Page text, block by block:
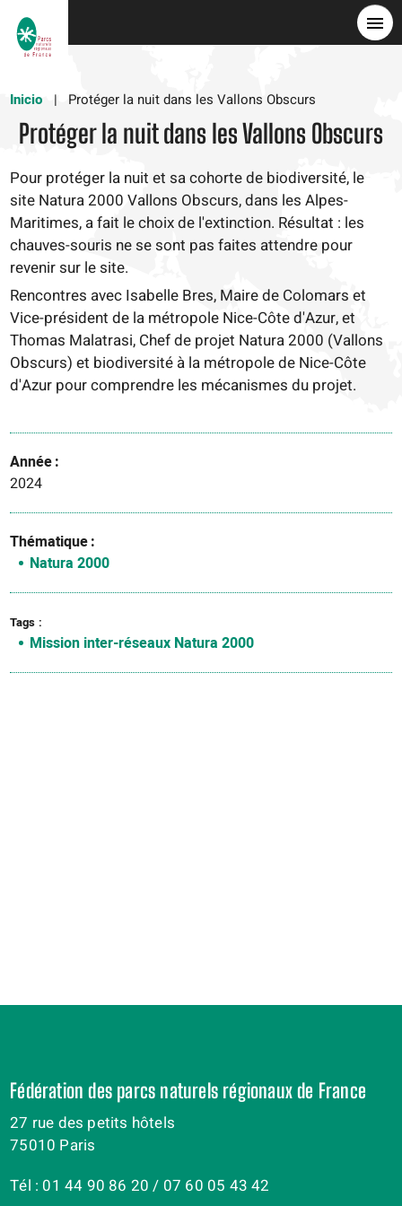
Inicio
Protéger la nuit dans les Vallons Obscurs
Protéger la nuit dans les Vallons Obscurs
Pour protéger la nuit et sa cohorte de biodiversité, le
site Natura 2000 Vallons Obscurs, dans les Alpes-
Maritimes, a fait le choix de l'extinction. Résultat : les
chauves-souris ne se sont pas faites attendre pour
revenir sur le site.
Rencontres avec Isabelle Bres, Maire de Colomars et
Vice-président de la métropole Nice-Côte d'Azur, et
Thomas Malatrasi, Chef de projet Natura 2000 (Vallons
Obscurs) et biodiversité à la métropole de Nice-Côte
d'Azur pour comprendre les mécanismes du projet.
Année
2024
Thématique
Natura 2000
Tags
Mission inter-réseaux Natura 2000
Fédération des parcs naturels régionaux de France
27 rue des petits hôtels
75010 Paris
Tél : 01 44 90 86 20 / 07 60 05 43 42